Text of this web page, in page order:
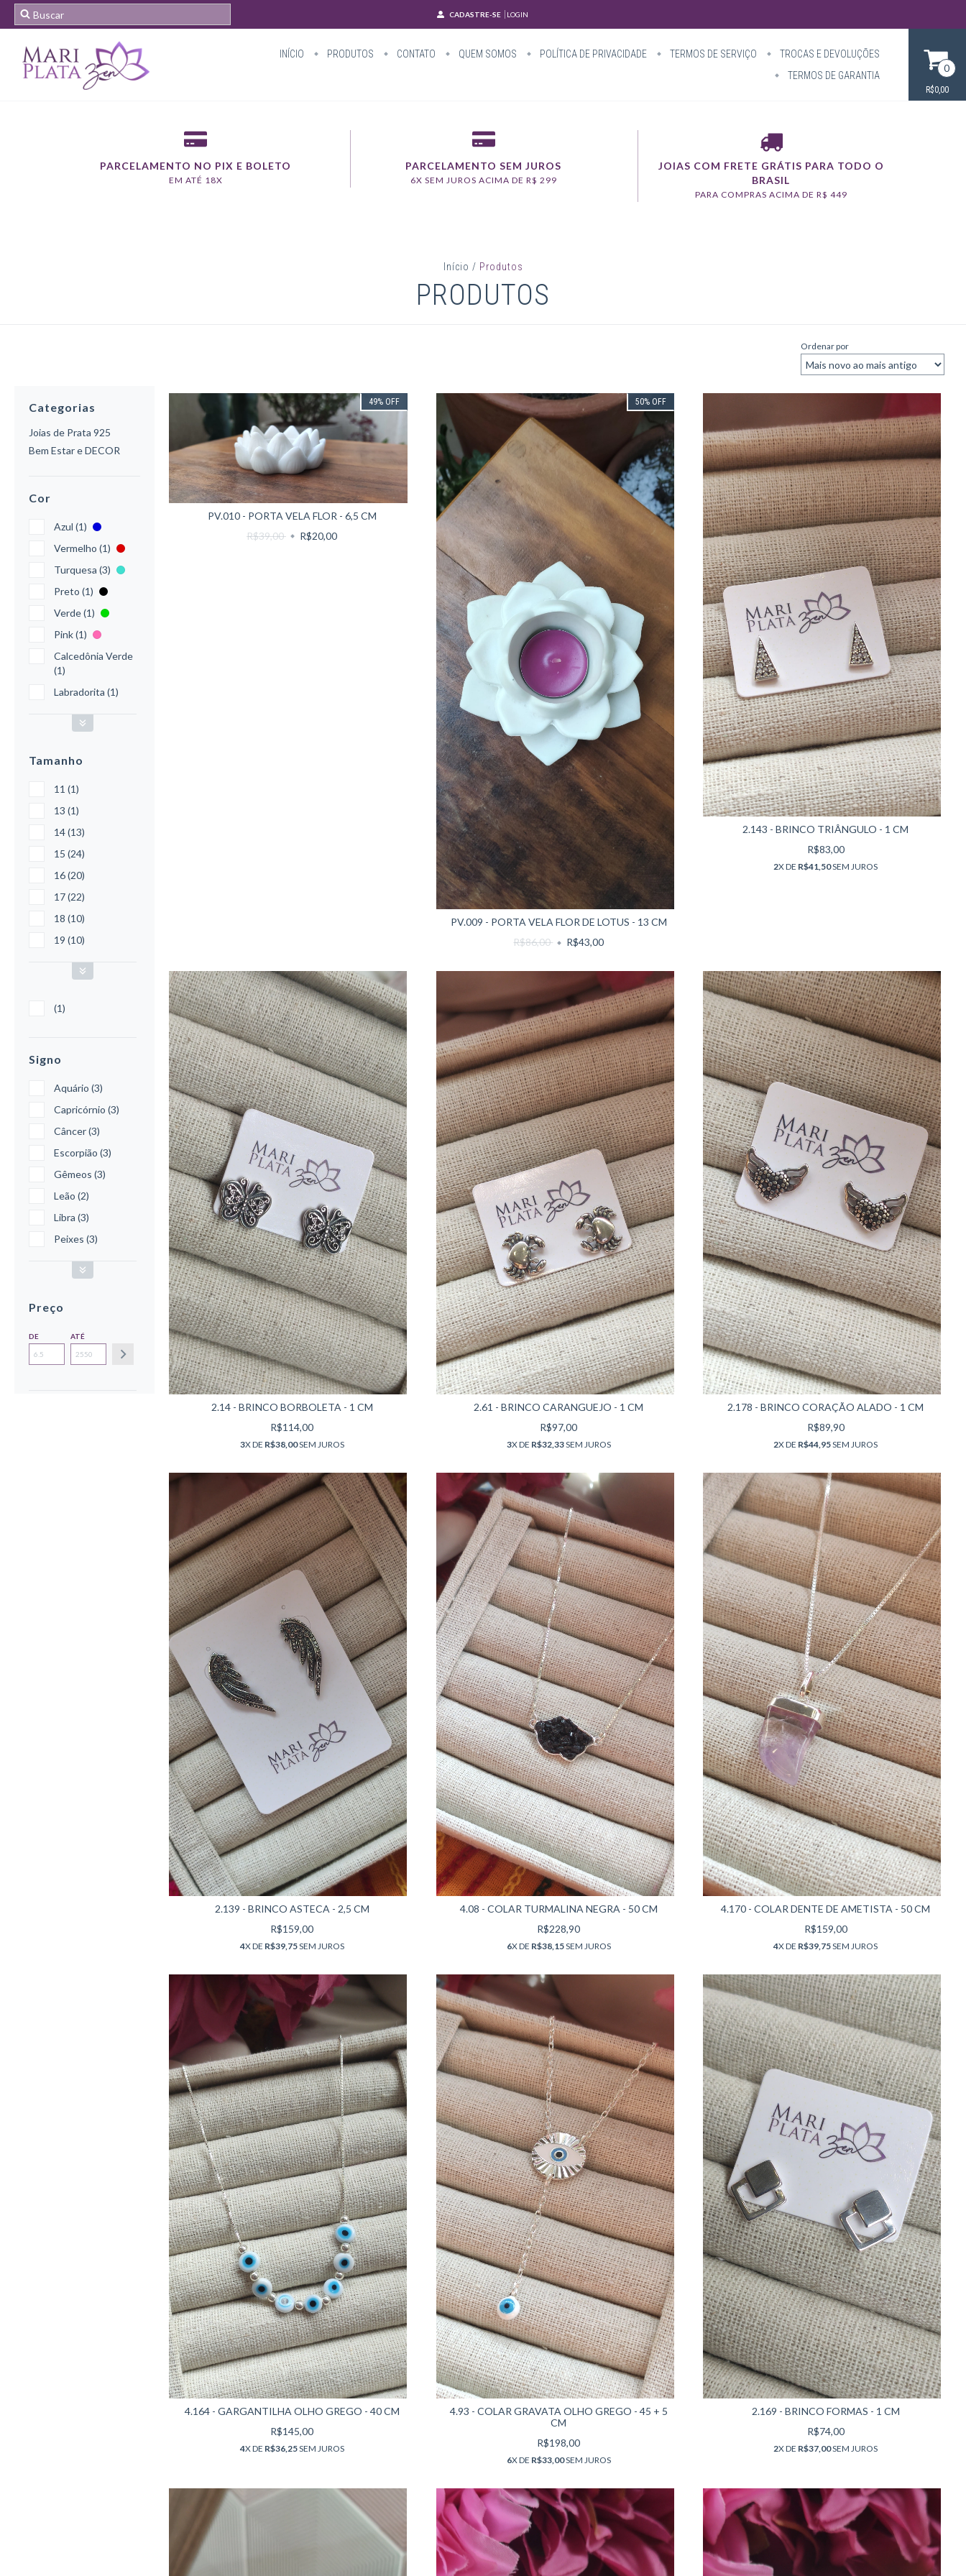
CADASTRE-SE LOGIN
INÍCIO PRODUTOS CONTATO QUEM SOMOS POLÍTICA DE PRIVACIDADE TERMOS DE SERVIÇO
TROCAS E DEVOLUÇÕES
TERMOS DE GARANTIA
0
R$0,00
PARCELAMENTO NO PIX E BOLETO
EM ATÉ 18X
PARCELAMENTO SEM JUROS
6X SEM JUROS ACIMA DE R$ 299
JOIAS COM FRETE GRÁTIS PARA TODO O
BRASIL
PARA COMPRAS ACIMA DE R$ 449
Início / Produtos
PRODUTOS
Ordenar por
Categorias
Joias de Prata 925
Bem Estar e DECOR
Cor
Azul (1)
Vermelho (1)
Turquesa (3)
Preto (1)
Verde (1)
Pink (1)
Calcedônia Verde
(1)
Labradorita (1)
Tamanho
11 (1)
13 (1)
14 (13)
15 (24)
16 (20)
17 (22)
18 (10)
19 (10)
(1)
Signo
Aquário (3)
Capricórnio (3)
Câncer (3)
Escorpião (3)
Gêmeos (3)
Leão (2)
Libra (3)
Peixes (3)
Preço
DE ATÉ
49% OFF
PV.010 - PORTA VELA FLOR - 6,5 CM
R$39,00
R$20,00
50% OFF
PV.009 - PORTA VELA FLOR DE LOTUS - 13 CM
R$86,00
R$43,00
2.143 - BRINCO TRIÂNGULO - 1 CM
R$83,00
2X DE R$41,50SEM JUROS
2.14 - BRINCO BORBOLETA - 1 CM
R$114,00
3X DE R$38,00SEM JUROS
2.61 - BRINCO CARANGUEJO - 1 CM
R$97,00
3X DE R$32,33SEM JUROS
2.178 - BRINCO CORAÇÃO ALADO - 1 CM
R$89,90
2X DE R$44,95SEM JUROS
2.139 - BRINCO ASTECA - 2,5 CM
R$159,00
4X DE R$39,75SEM JUROS
4.08 - COLAR TURMALINA NEGRA - 50 CM
R$228,90
6X DE R$38,15SEM JUROS
4.170 - COLAR DENTE DE AMETISTA - 50 CM
R$159,00
4X DE R$39,75SEM JUROS
4.164 - GARGANTILHA OLHO GREGO - 40 CM
R$145,00
4X DE R$36,25SEM JUROS
4.93 - COLAR GRAVATA OLHO GREGO - 45 + 5
CM
R$198,00
6X DE R$33,00SEM JUROS
2.169 - BRINCO FORMAS - 1 CM
R$74,00
2X DE R$37,00SEM JUROS